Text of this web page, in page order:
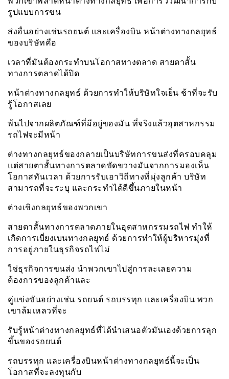
รูปแบบการขน
ส่งอื่นอย่างเช่นรถยนต์ และเครื่องบิน หน้าต่างทางกลยุทธ์
ของบริษัทคือ
เวลาที่มันต้องกระทำบนโอกาสทางตลาด สายตาสั้น
ทางการตลาดได้ปิด
หน้าต่างทางกลยุทธ์ ด้วยการทำให้บริษัทใจเย็น ช้าที่จะรับ
รู้โอกาสเลย
พ้นไปจากผลิตภัณฑ์ที่มีอยู่ของมัน ที่จริงแล้วอุตสาหกรรม
รถไฟจะมีหน้า
ต่างทางกลยุทธ์ของกลายเป็นบริษัทการขนส่งที่ครอบคลุม
แต่สายตาสั้นทางการตลาดขัดขวางมันจากการมองเห็น
โอกาสทันเวลา ด้วยการรับเอาวิถีทางที่มุ่งลูกค้า บริษัท
สามารถที่จะระบุ และกระทำได้ดีขึ้นภายในหน้า
ต่างเชิงกลยุทธ์ของพวกเขา
สายตาสั้นทางการตลาดภายในอุตสาหกรรมรถไฟ ทำให้
เกิดการเบี่ยงเบนทางกลยุทธ์ ด้วยการทำให้ผู้บริหารมุ่งที่
การอยู่ภายในธุรกิจรถไฟไม่
ใช่ธุรกิจการขนส่ง นำพวกเขาไปสู่การละเลยความ
ต้องการของลูกค้าและ
คู่แข่งขันอย่างเช่น รถยนต์ รถบรรทุก และเครื่องบิน พวก
เขาล้มเหลวที่จะ
รับรู้หน้าต่างทางกลยุทธ์ที่ได้นำเสนอตัวมันเองด้วยการลุก
ขึ้นของรถยนต์
รถบรรทุก และเครื่องบินหน้าต่างทางกลยุทธ์นี้จะเป็น
โอกาสที่จะลงทุนกับ